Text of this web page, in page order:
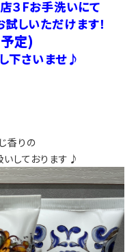
３Fお手洗いにて
試しいただけます！
定)
下さいませ♪
香りの
いしております♪